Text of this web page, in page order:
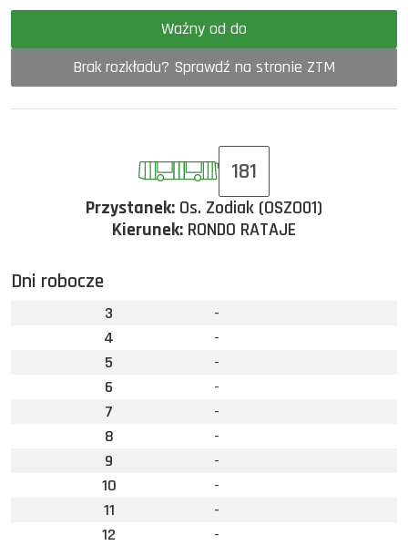
Ważny od do
Brak rozkładu? Sprawdź na stronie ZTM
181
Przystanek: Os. Zodiak (OSZO01)
Kierunek: RONDO RATAJE
Dni robocze
3
-
4
-
5
-
6
-
7
-
8
-
9
-
10
-
11
-
12
-